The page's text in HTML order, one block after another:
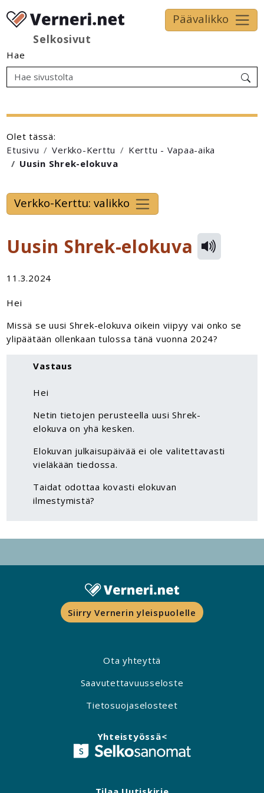
Selkosivut
Päävalikko
Hae
Olet tässä:
Etusivu
Verkko-Kerttu
Kerttu - Vapaa-aika
Uusin Shrek-elokuva
Verkko-Kerttu: valikko
Uusin Shrek-elokuva
11.3.2024
Hei
Missä se uusi Shrek-elokuva oikein viipyy vai onko se
ylipäätään ollenkaan tulossa tänä vuonna 2024?
Vastaus
Hei
Netin tietojen perusteella uusi Shrek-
elokuva on yhä kesken.
Elokuvan julkaisupäivää ei ole valitettavasti
vieläkään tiedossa.
Taidat odottaa kovasti elokuvan
ilmestymistä?
Siirry Vernerin yleispuolelle
Ota yhteyttä
Saavutettavuusseloste
Tietosuojaselosteet
Yhteistyössä<